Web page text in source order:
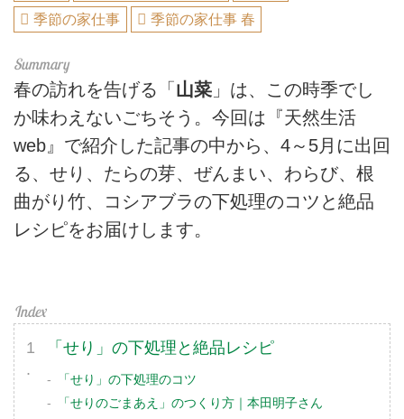
季節の家仕事
季節の家仕事 春
春の訪れを告げる「山菜 」は、この時季でし
か味わえないごちそう。今回は『天然生活
web』で紹介した記事の中から、4～5月に出回
る、せり、たらの芽、ぜんまい、わらび、根
曲がり竹、コシアブラの下処理のコツと絶品
レシピをお届けします。
「せり」の下処理と絶品レシピ
「せり」の下処理のコツ
「せりのごまあえ」のつくり方｜本田明子さん